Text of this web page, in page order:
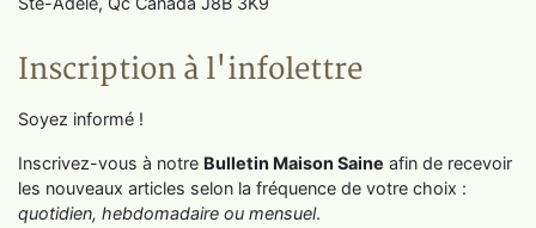
Inscription à l'infolettre
Soyez informé !
Inscrivez-vous à notre Bulletin Maison Saine afin de recevoir
les nouveaux articles selon la fréquence de votre choix :
quotidien, hebdomadaire ou mensuel.